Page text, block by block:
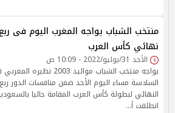
منتخب الشباب يواجه المغرب اليوم فى
نهائي كأس العرب
الأحد 31/يوليو/2022 - 10:09 ص
يواجه منتخب الشباب مواليد 2003 نظيره
السادسة مساء اليوم الأحد ضمن منافسات الدور ربع
النهائي لبطولة كأس العرب المقامة حاليا
انطلقت أ…